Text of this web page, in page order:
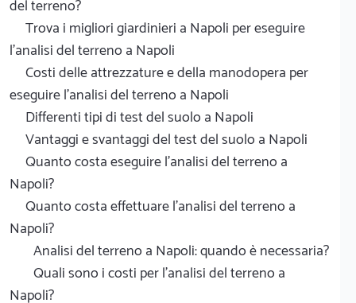
del terreno?
Trova i migliori giardinieri a Napoli per eseguire
l'analisi del terreno a Napoli
Costi delle attrezzature e della manodopera per
eseguire l'analisi del terreno a Napoli
Differenti tipi di test del suolo a Napoli
Vantaggi e svantaggi del test del suolo a Napoli
Quanto costa eseguire l'analisi del terreno a
Napoli?
Quanto costa effettuare l'analisi del terreno a
Napoli?
Analisi del terreno a Napoli: quando è necessaria?
Quali sono i costi per l'analisi del terreno a
Napoli?